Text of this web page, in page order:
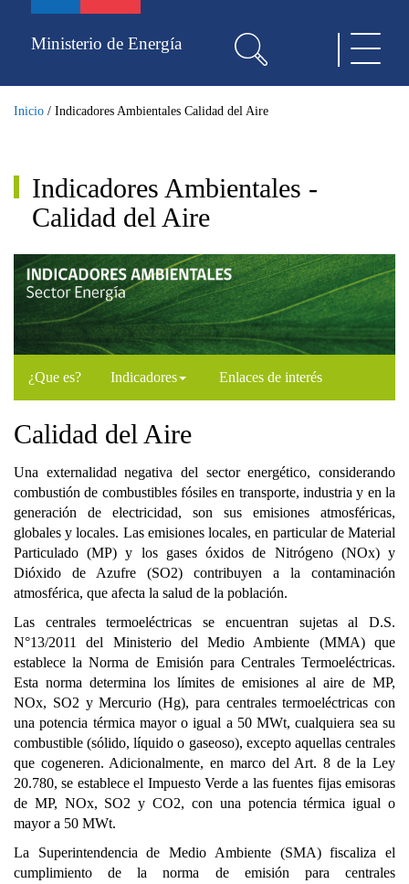
contenidoMinisterio de Energía
Inicio / Indicadores Ambientales Calidad del Aire
Indicadores Ambientales -
Calidad del Aire
¿Que es? Indicadores Enlaces de interés
Calidad del Aire
Una externalidad negativa del sector energético, considerando
combustión de combustibles fósiles en transporte, industria y en la
generación de electricidad, son sus emisiones atmosféricas,
globales y locales. Las emisiones locales, en particular de Material
Particulado (MP) y los gases óxidos de Nitrógeno (NOx) y
Dióxido de Azufre (SO2) contribuyen a la contaminación
atmosférica, que afecta la salud de la población.
Las centrales termoeléctricas se encuentran sujetas al D.S.
N°13/2011 del Ministerio del Medio Ambiente (MMA) que
establece la Norma de Emisión para Centrales Termoeléctricas.
Esta norma determina los límites de emisiones al aire de MP,
NOx, SO2 y Mercurio (Hg), para centrales termoeléctricas con
una potencia térmica mayor o igual a 50 MWt, cualquiera sea su
combustible (sólido, líquido o gaseoso), excepto aquellas centrales
que cogeneren. Adicionalmente, en marco del Art. 8 de la Ley
20.780, se establece el Impuesto Verde a las fuentes fijas emisoras
de MP, NOx, SO2 y CO2, con una potencia térmica igual o
mayor a 50 MWt.
La Superintendencia de Medio Ambiente (SMA) fiscaliza el
cumplimiento de la norma de emisión para centrales